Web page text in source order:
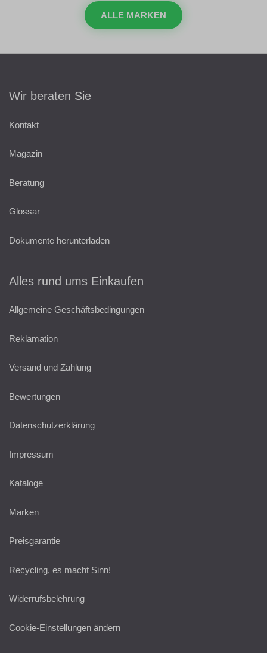
ALLE MARKEN
Wir beraten Sie
Kontakt
Magazin
Beratung
Glossar
Dokumente herunterladen
Alles rund ums Einkaufen
Allgemeine Geschäftsbedingungen
Reklamation
Versand und Zahlung
Bewertungen
Datenschutzerklärung
Impressum
Kataloge
Marken
Preisgarantie
Recycling, es macht Sinn!
Widerrufsbelehrung
Cookie-Einstellungen ändern